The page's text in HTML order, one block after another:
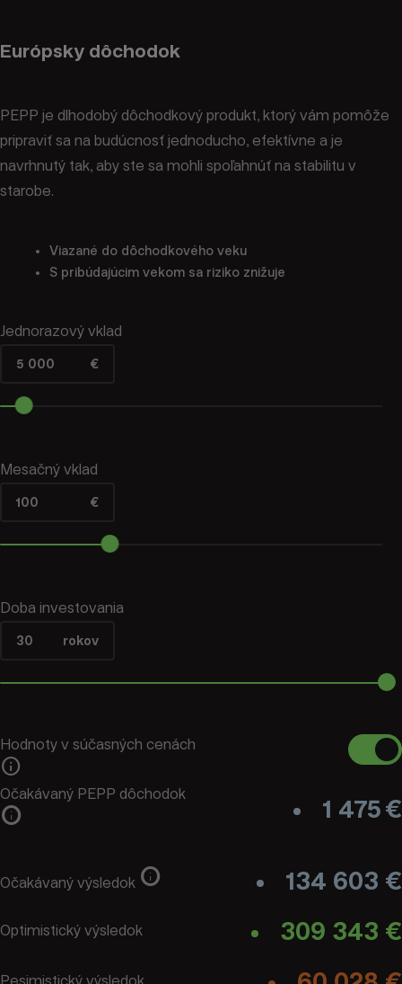
Európsky dôchodok
PEPP je dlhodobý dôchodkový produkt, ktorý vám pomôže
pripraviť sa na budúcnosť jednoducho, efektívne a je
navrhnutý tak, aby ste sa mohli spoľahnúť na stabilitu v
starobe.
Jednorazový vklad
5 000 €
Mesačný vklad
100 €
Doba investovania
30 rokov
Hodnoty v súčasných cenách
info
Očakávaný PEPP dôchodok
info 1 475€
Očakávaný výsledok info 134 603 €
Optimistický výsledok 309 343 €
Viazané do dôchodkového veku
S pribúdajúcim vekom sa riziko znižuje